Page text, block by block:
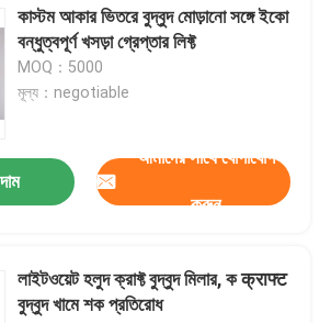
ব্যাগ
কাস্টম আকার ভিতরে বুদ্বুদ মোড়ানো সঙ্গে ইকো
বন্ধুত্বপূর্ণ খসড়া গ্রেপ্তার লিফ্ট
MOQ：5000
মূল্য：negotiable
আমাদের সাথে যোগাযোগ
করুন
লাইটওয়েট হলুদ ক্রাফ্ট বুদ্বুদ মিলার, ক क्राफ्ट
বুদ্বুদ খামে শক প্রতিরোধ